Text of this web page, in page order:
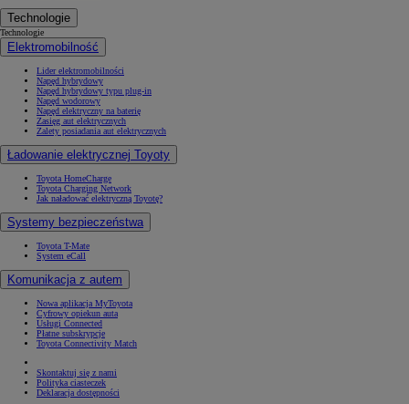
Technologie
Technologie
Elektromobilność
Lider elektromobilności
Napęd hybrydowy
Napęd hybrydowy typu plug-in
Napęd wodorowy
Napęd elektryczny na baterię
Zasięg aut elektrycznych
Zalety posiadania aut elektrycznych
Ładowanie elektrycznej Toyoty
Toyota HomeCharge
Toyota Charging Network
Jak naładować elektryczną Toyotę?
Systemy bezpieczeństwa
Toyota T-Mate
System eCall
Komunikacja z autem
Nowa aplikacja MyToyota
Cyfrowy opiekun auta
Usługi Connected
Płatne subskrypcje
Toyota Connectivity Match
Skontaktuj się z nami
Polityka ciasteczek
Deklaracja dostępności